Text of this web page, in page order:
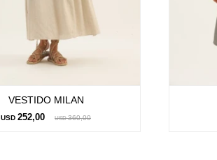
VESTIDO MILAN
USD 252,00 USD 360,00